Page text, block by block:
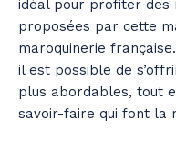
idéal pour profiter des
proposées par cette
maroquinerie
il est possible de
plus abordables, tout
savoir-faire qui font la